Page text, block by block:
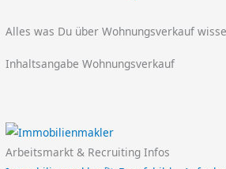
Alles was Du über Wohnungsverkauf
Inhaltsangabe Wohnungsverkauf
Arbeitsmarkt & Recruiting Infos